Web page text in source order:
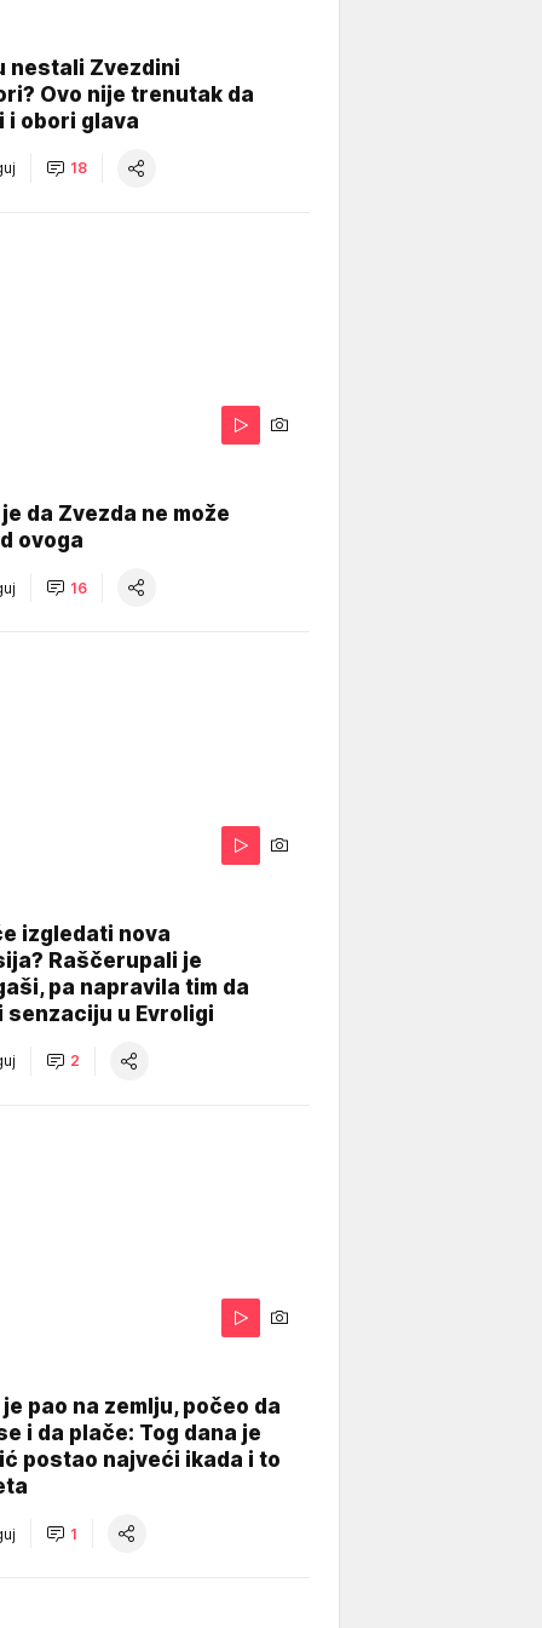
nestali Zvezdini
Ovo nije trenutak da
i obori glava
18
da Zvezda ne može
ovoga
16
izgledati nova
Raščerupali je
pa napravila tim da
senzaciju u Evroligi
2
je pao na zemlju, počeo da
i da plače: Tog dana je
postao najveći ikada i to
1